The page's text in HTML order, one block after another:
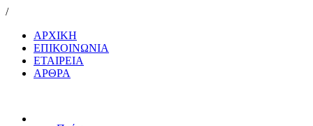
/
ΑΡΧΙΚΗ
ΕΠΙΚΟΙΝΩΝΙΑ
ΕΤΑΙΡΕΙΑ
ΑΡΘΡΑ